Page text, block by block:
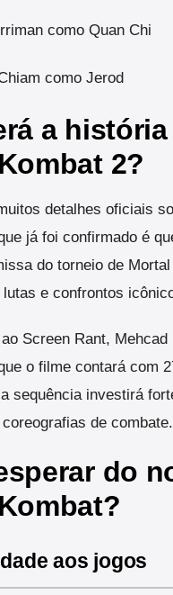
como Quan Chi
como Jerod
a história
2?
detalhes oficiais
já foi confirmado é
do torneio de
e confrontos
Screen Rant, Mehcad
o filme contará com
sequência investirá
de combate.
do
aos jogos